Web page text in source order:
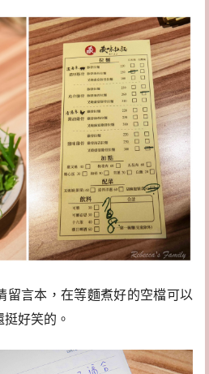
留言本，在等麵煮好的空檔可以
好笑的。